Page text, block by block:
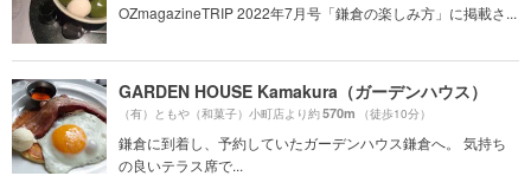
OZmagazineTRIP 2022年7月号「鎌倉の楽しみ方」に掲載さ...
GARDEN HOUSE Kamakura（ガーデンハウス）
（有）ともや（和菓子）小町店より約570m （徒歩10分）
鎌倉に到着し、予約していたガーデンハウス鎌倉へ。 気持ち
の良いテラス席で...